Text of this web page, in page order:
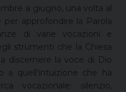
a giugno, una volta al
approfondire la Parola
di varie vocazioni e
strumenti che la Chiesa
discernere la voce di Dio
a quell’intuizione che ha
vocazionale: silenzio,